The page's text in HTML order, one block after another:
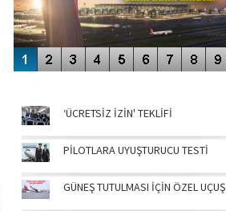
‘ÜCRETSİZ İZİN' TEKLİFİ
PİLOTLARA UYUŞTURUCU TESTİ
GÜNEŞ TUTULMASI İÇİN ÖZEL UÇUŞ